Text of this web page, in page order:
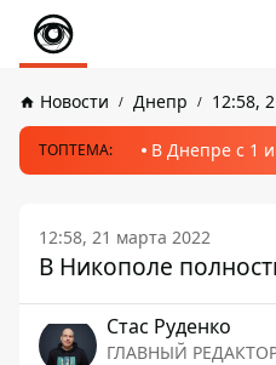
Новости Днепр 12:58,
ТОПТЕМА: В Днепре с 1
12:58, 21 марта 2022
В Никополе
Стаc Руденко
ГЛАВНЫЙ